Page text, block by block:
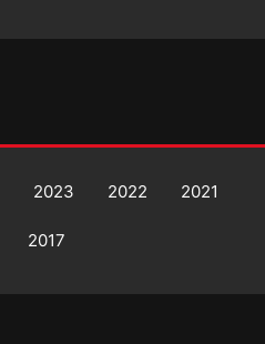
2023 2022 2021
2017